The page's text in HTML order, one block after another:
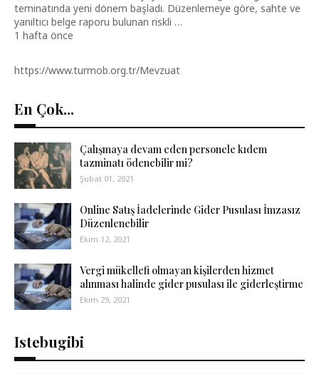
teminatında yeni dönem başladı. Düzenlemeye göre, sahte ve
yanıltıcı belge raporu bulunan riskli …
1 hafta önce
https://www.turmob.org.tr/Mevzuat
En Çok...
Çalışmaya devam eden personele kıdem
tazminatı ödenebilir mi?
Şubat 01, 2021
Online Satış İadelerinde Gider Pusulası İmzasız
Düzenlenebilir
Ekim 12, 2021
Vergi mükellefi olmayan kişilerden hizmet
alınması halinde gider pusulası ile giderleştirme
Ekim 29, 2021
Istebugibi